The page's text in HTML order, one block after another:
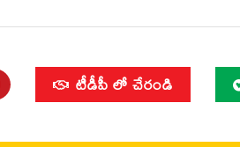
టీడీపీ లో చేరండి